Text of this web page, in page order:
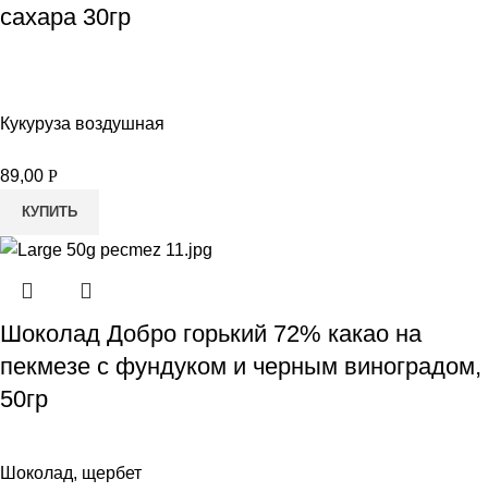
сахара 30гр
Кукуруза воздушная
89,00 Р
КУПИТЬ
Шоколад Добро горький 72% какао на
пекмезе с фундуком и черным виноградом,
50гр
Шоколад, щербет